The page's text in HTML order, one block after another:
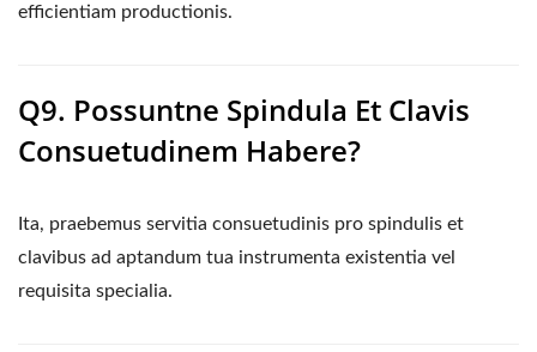
efficientiam productionis.
Q9. Possuntne Spindula Et Clavis
Consuetudinem Habere?
Ita, praebemus servitia consuetudinis pro spindulis et
clavibus ad aptandum tua instrumenta existentia vel
requisita specialia.